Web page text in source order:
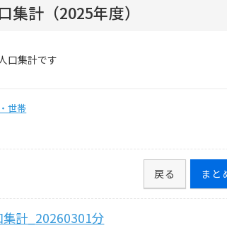
計（2025年度）
口集計です
世帯
まと
戻る
集計_20260301分